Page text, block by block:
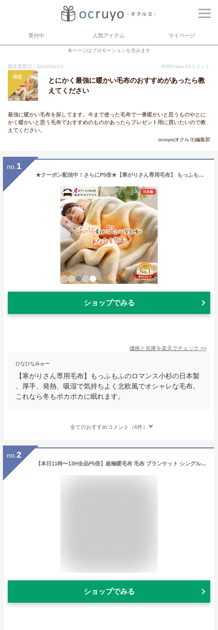
受付中 人気アイテム マイページ
本ページはプロモーションを含みます
最終更新日：2026/04/10 9095View 43 コメント
決定
とにかく最強に暖かい毛布のおすすめがあったら教
えてください
最強に暖かい毛布を探してます。今まで使った毛布で一番暖かいと思うものやとに
かく暖かいと思う毛布でおすすめのものがあったらプレゼント用に買いたいので教
えてください。
ocruyo(オクルヨ)編集部
no. 1
★クーポン配信中！さらにP5倍★【寒がりさん専用毛布】 もっふもふの 毛布 厚手 ロマンス小杉 日本製 シングル セミダブル ダブル ブランケット 極厚 毛布 ホワイト 白 あったか 暖かい 発熱 ふわふわ 軽量 ボリューム 吸湿 無地 厚い 2枚セット 2枚組 吸湿発熱
ショップでみる
価格と在庫を楽天でチェック >>
ひなひなみゅー
【寒がりさん専用毛布】もっふもふのロマンス小杉の日本製
、厚手、発熱、吸湿で気持ちよく北欧風でオシャレな毛布。
これなら冬もポカポカに眠れます。
全てのおすすめコメント（6件）
no. 2
【本日11時〜13H全品P5倍】超極暖毛布 毛布 ブランケット シングル 保温率87.2％ 洗える 吸湿発熱 極暖 あったか 暖かい 冬用 防寒対策 寒さ対策 ボリューム 掛け布団 布団 ふとん 寝具 ふわふわ ふわもこ 秋冬 エムールヒートプラス 無地 北欧 もこもこ クリスマス ギフト
ショップでみる